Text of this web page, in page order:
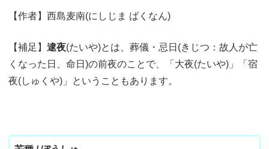
【作者】西島麦南(にしじま ばくなん)
【補足】逮夜(たいや)とは、葬儀・忌日(きじつ：故人が亡
くなった日、命日)の前夜のことで、「大夜(たいや)」「宿
夜(しゅくや)」ということもあります。